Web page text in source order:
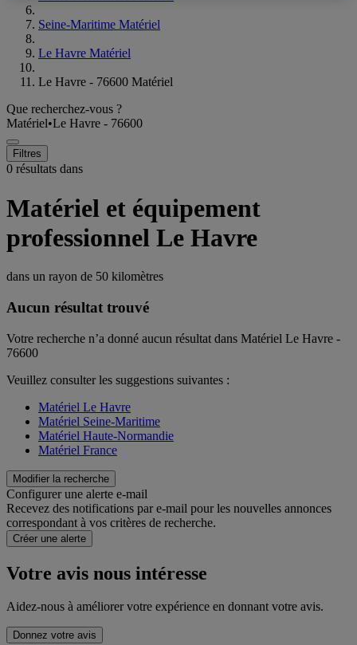
Seine-Maritime Matériel
Le Havre Matériel
Le Havre - 76600 Matériel
Que recherchez-vous ?
Matériel•Le Havre - 76600
Filtres
0 résultats dans
Matériel et équipement
professionnel Le Havre
dans un rayon de 50 kilomètres
Aucun résultat trouvé
Votre recherche n’a donné aucun résultat dans Matériel Le Havre -
76600
Veuillez consulter les suggestions suivantes :
Matériel Le Havre
Matériel Seine-Maritime
Matériel Haute-Normandie
Matériel France
Modifier la recherche
Configurer une alerte e-mail
Recevez des notifications par e-mail pour les nouvelles annonces
correspondant à vos critères de recherche.
Créer une alerte
Votre avis nous intéresse
Aidez-nous à améliorer votre expérience en donnant votre avis.
Donnez votre avis